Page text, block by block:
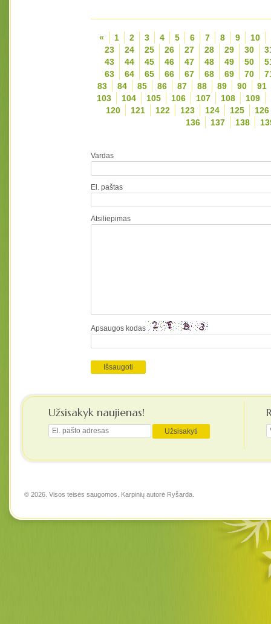
« 1 2 3 4 5 6 7 8 9 10
23
24 25 26 27 28 29 30
43
44 45 46 47 48 49 50
63
64 65 66 67 68 69 70
83
84 85 86 87 88 89 90
91
103
104 105 106 107 108 109
120
121 122 123 124 125
126
136
137 138
Vardas
El. paštas
Atsiliepimas
Apsaugos kodas
Užsisakyk naujienas!
© 2026. Visos teisės saugomos. Karpinių autorė Ryšarda